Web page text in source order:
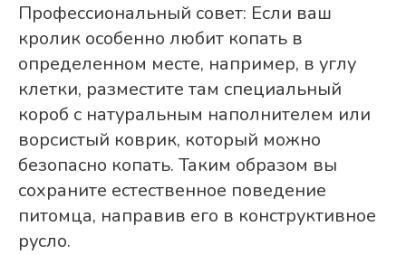
Профессиональный совет: Если ваш
кролик особенно любит копать в
определенном месте, например, в углу
клетки, разместите там специальный
короб с натуральным наполнителем или
ворсистый коврик, который можно
безопасно копать. Таким образом вы
сохраните естественное поведение
питомца, направив его в конструктивное
русло.